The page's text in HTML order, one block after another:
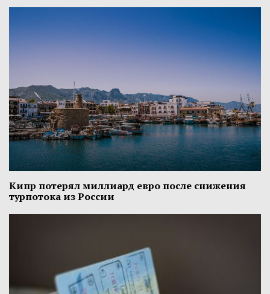
Кипр потерял миллиард евро после снижения
турпотока из России